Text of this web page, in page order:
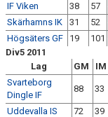
IF Viken 38 57
Skärhamns IK
31 52
Högsäters GF
19 101
Div5 2011
Lag
GM IM
Svarteborg
Dingle IF
88 33
Uddevalla IS 72 39